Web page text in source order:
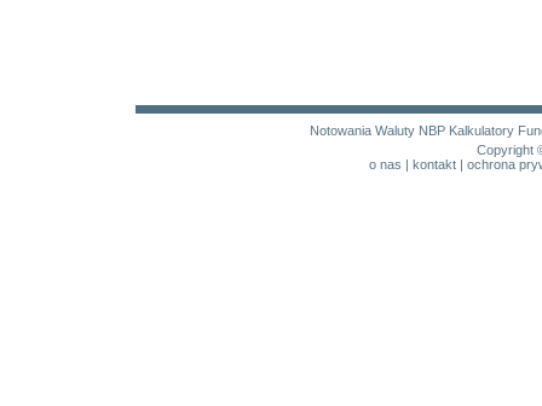
Notowania Waluty NBP Kalkulatory
Copyright
o nas | kontakt| ochrona